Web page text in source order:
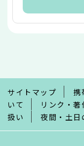
で
サイトマップ 携
いて
リンク・
扱い
夜間・土日